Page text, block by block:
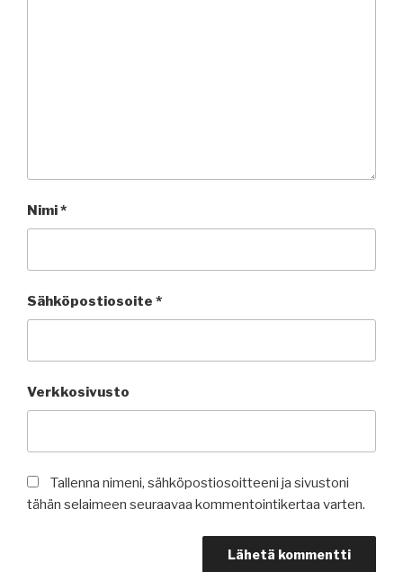
Nimi*
Sähköpostiosoite *
Verkkosivusto
Tallenna nimeni, sähköpostiosoitteeni ja sivustoni
tähän selaimeen seuraavaa kommentointikertaa varten.